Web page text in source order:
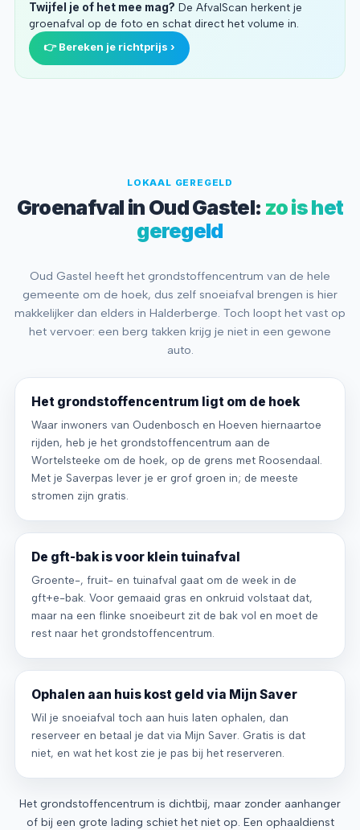
Twijfel je of het mee mag? De AfvalScan herkent je
groenafval op de foto en schat direct het volume in.
👉 Bereken je richtprijs ›
LOKAAL GEREGELD
Groenafval in Oud Gastel: zo is het
geregeld
Oud Gastel heeft het grondstoffencentrum van de hele
gemeente om de hoek, dus zelf snoeiafval brengen is hier
makkelijker dan elders in Halderberge. Toch loopt het vast op
het vervoer: een berg takken krijg je niet in een gewone
auto.
Het grondstoffencentrum ligt om de hoek
Waar inwoners van Oudenbosch en Hoeven hiernaartoe
rijden, heb je het grondstoffencentrum aan de
Wortelsteeke om de hoek, op de grens met Roosendaal.
Met je Saverpas lever je er grof groen in; de meeste
stromen zijn gratis.
De gft-bak is voor klein tuinafval
Groente-, fruit- en tuinafval gaat om de week in de
gft+e-bak. Voor gemaaid gras en onkruid volstaat dat,
maar na een flinke snoeibeurt zit de bak vol en moet de
rest naar het grondstoffencentrum.
Ophalen aan huis kost geld via Mijn Saver
Wil je snoeiafval toch aan huis laten ophalen, dan
reserveer en betaal je dat via Mijn Saver. Gratis is dat
niet, en wat het kost zie je pas bij het reserveren.
Het grondstoffencentrum is dichtbij, maar zonder aanhanger
of bij een grote lading schiet het niet op. Een ophaaldienst